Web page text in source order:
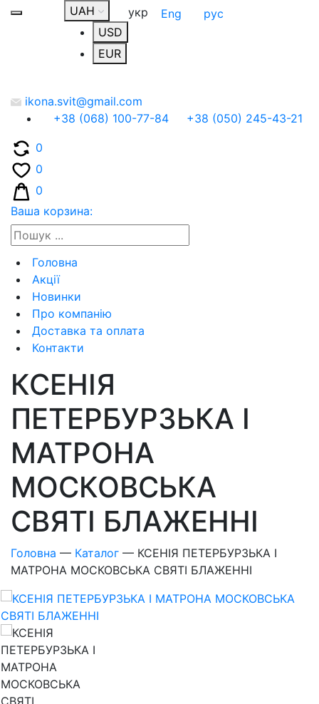
UAH
USD
EUR
укр Eng рус
ikona.svit@gmail.com
+38 (068) 100-77-84
+38 (050) 245-43-21
0
0
0
Ваша корзина:
Головна
Акції
Новинки
Про компанію
Доставка та оплата
Контакти
КСЕНІЯ
ПЕТЕРБУРЗЬКА І
МАТРОНА
МОСКОВСЬКА
СВЯТІ БЛАЖЕННІ
Головна — Каталог — КСЕНІЯ ПЕТЕРБУРЗЬКА І
МАТРОНА МОСКОВСЬКА СВЯТІ БЛАЖЕННІ